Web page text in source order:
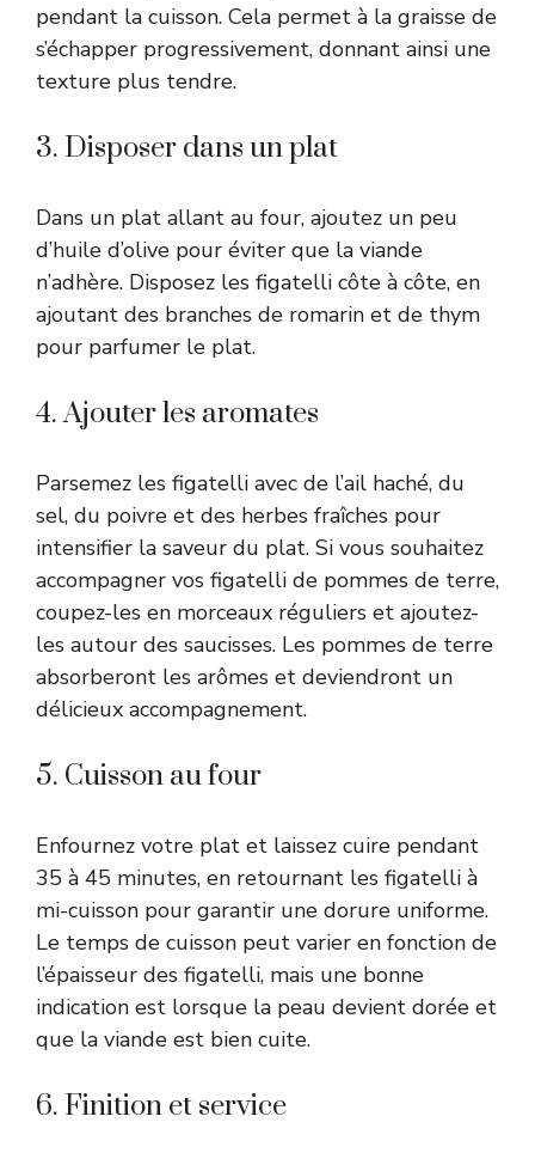
pendant la cuisson. Cela permet à la graisse de
s’échapper progressivement, donnant ainsi une
texture plus tendre.
3. Disposer dans un plat
Dans un plat allant au four, ajoutez un peu
d’huile d’olive pour éviter que la viande
n’adhère. Disposez les figatelli côte à côte, en
ajoutant des branches de romarin et de thym
pour parfumer le plat.
4. Ajouter les aromates
Parsemez les figatelli avec de l’ail haché, du
sel, du poivre et des herbes fraîches pour
intensifier la saveur du plat. Si vous souhaitez
accompagner vos figatelli de pommes de terre,
coupez-les en morceaux réguliers et ajoutez-
les autour des saucisses. Les pommes de terre
absorberont les arômes et deviendront un
délicieux accompagnement.
5. Cuisson au four
Enfournez votre plat et laissez cuire pendant
35 à 45 minutes, en retournant les figatelli à
mi-cuisson pour garantir une dorure uniforme.
Le temps de cuisson peut varier en fonction de
l’épaisseur des figatelli, mais une bonne
indication est lorsque la peau devient dorée et
que la viande est bien cuite.
6. Finition et service